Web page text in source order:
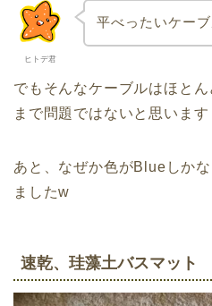
ヒトデ君
平べったいケー
でもそんなケーブルはほと
まで問題ではないと思います
あと、なぜか色がBlueしか
ましたw
速乾、珪藻土バスマット